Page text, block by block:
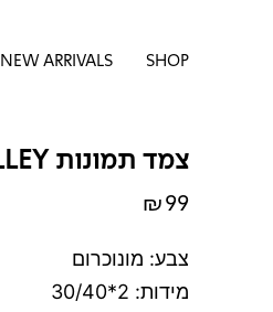
SHOP פתח SHOPNEW ARRIVALS
צמד תמונות VALLEY
₪99
צבע: מונוכרום
מידות: 2*30/40